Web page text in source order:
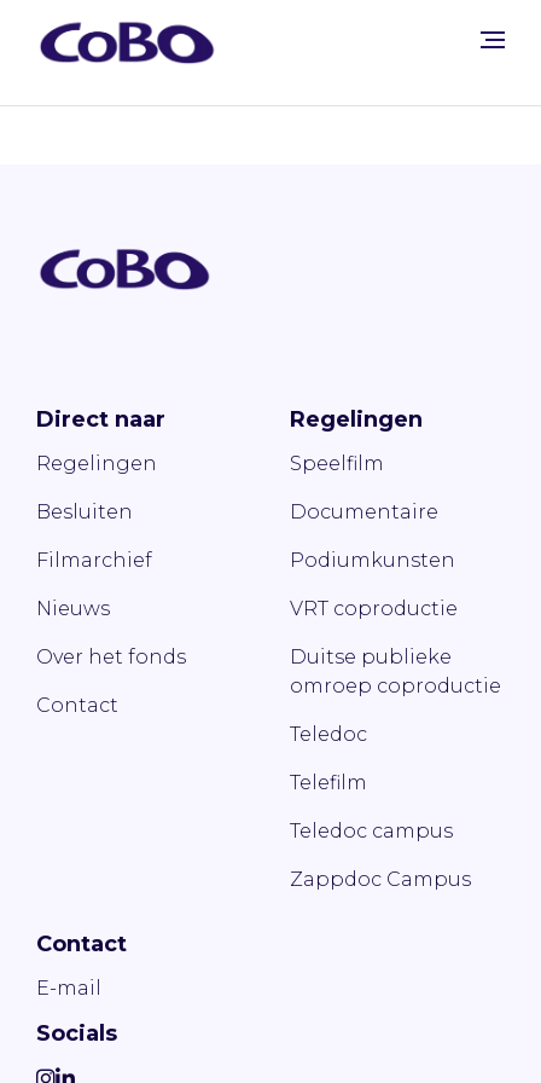
Direct naar
Regelingen
Besluiten
Filmarchief
Nieuws
Over het fonds
Contact
Regelingen
Speelfilm
Documentaire
Podiumkunsten
VRT coproductie
Duitse publieke
omroep coproductie
Teledoc
Telefilm
Teledoc campus
Zappdoc Campus
Contact
E-mail
Socials